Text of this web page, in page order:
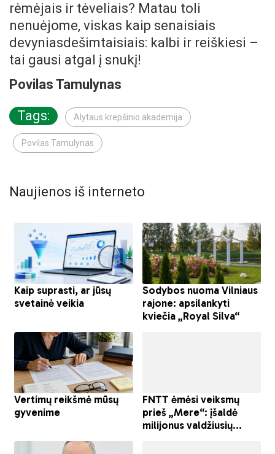
rėmėjais ir tėveliais? Matau toli
nenuėjome, viskas kaip senaisiais
devyniasdešimtaisiais: kalbi ir reiškiesi –
tai gausi atgal į snukį!
Povilas Tamulynas
Tags: Alytaus krepšinio akademija
Povilas Tamulynas
Naujienos iš interneto